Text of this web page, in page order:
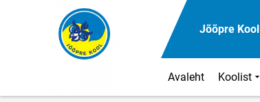
Jõõpre Kool
Avaleht Koolist